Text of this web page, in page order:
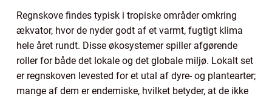
Regnskove findes typisk i tropiske områder omkring
ækvator, hvor de nyder godt af et varmt, fugtigt klima
hele året rundt. Disse økosystemer spiller afgørende
roller for både det lokale og det globale miljø. Lokalt set
er regnskoven levested for et utal af dyre- og plantearter;
mange af dem er endemiske, hvilket betyder, at de ikke